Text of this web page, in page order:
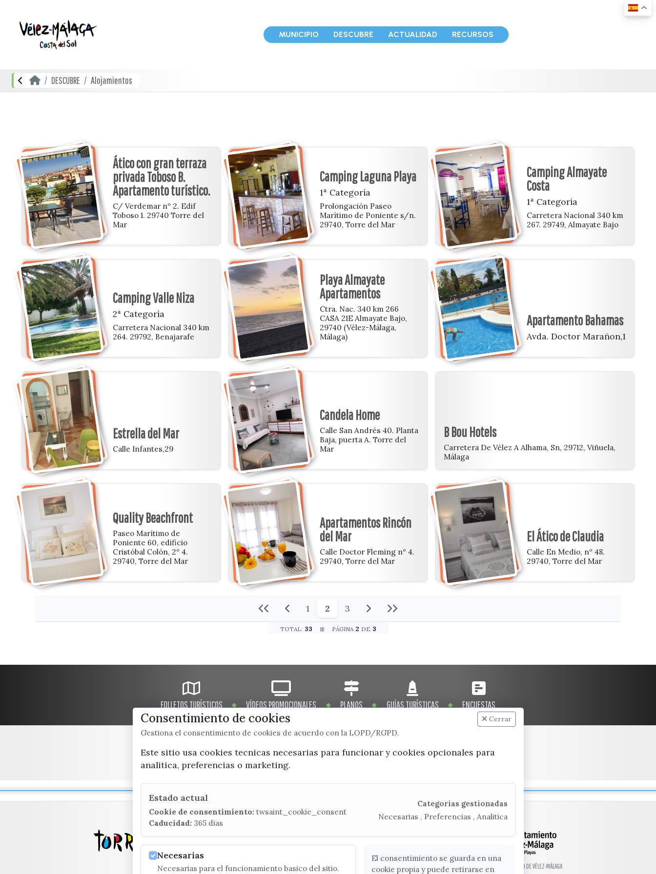
MUNICIPIO DESCUBRE ACTUALIDAD RECURSOS
DESCUBRE Alojamientos
Ático con gran terraza
privada Toboso B.
Apartamento turístico.
C/ Verdemar nº 2. Edif
Toboso 1. 29740 Torre del
Mar
Camping Laguna Playa
1ª Categoría
Prolongación Paseo
Marítimo de Poniente s/n.
29740, Torre del Mar
Camping Almayate
Costa
1ª Categoría
Carretera Nacional 340 km
267. 29749, Almayate Bajo
Camping Valle Niza
2ª Categoría
Carretera Nacional 340 km
264. 29792, Benajarafe
Playa Almayate
Apartamentos
Ctra. Nac. 340 km 266
CASA 21E Almayate Bajo,
29740 (Vélez-Málaga,
Málaga)
Apartamento Bahamas
Avda. Doctor Marañon,1
Estrella del Mar
Calle Infantes,29
Candela Home
Calle San Andrés 40. Planta
Baja, puerta A. Torre del
Mar
B Bou Hotels
Carretera De Vélez A Alhama, Sn, 29712, Viñuela,
Málaga
Quality Beachfront
Paseo Marítimo de
Poniente 60, edificio
Cristóbal Colón, 2º 4.
29740, Torre del Mar
Apartamentos Rincón
del Mar
Calle Doctor Fleming nº 4.
29740, Torre del Mar
El Ático de Claudia
Calle En Medio, nº 48.
29740, Torre del Mar
1 2 3
TOTAL: 33 PÁGINA 2 DE 3
FOLLETOS TURÍSTICOS VÍDEOS PROMOCIONALES PLANOS GUÍAS TURÍSTICAS ENCUESTAS
x / twitter
(+34) 952 541 104
© EXCMO. AYUNTAMIENTO DE VÉLEZ-MÁLAGA
Consentimiento de cookies
Gestiona el consentimiento de cookies de acuerdo con la LOPD/RGPD.
Cerrar
Este sitio usa cookies tecnicas necesarias para funcionar y cookies opcionales para
analitica, preferencias o marketing.
Estado actual
Cookie de consentimiento: twsaint_cookie_consent
Caducidad: 365 dias
Categorias gestionadas
Necesarias , Preferencias , Analitica
Necesarias
Necesarias para el funcionamiento basico del sitio.
El consentimiento se guarda en una
cookie propia y puede retirarse en